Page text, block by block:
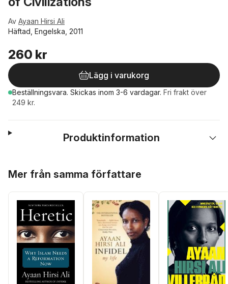
Av Ayaan Hirsi Ali
Häftad, Engelska, 2011
260 kr
Lägg i varukorg
Beställningsvara. Skickas inom 3-6 vardagar. Fri frakt över
249 kr.
Produktinformation
Mer från samma författare